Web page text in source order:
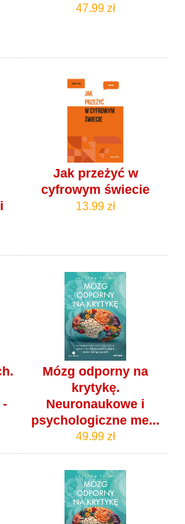
47.99 zł
Jak przeżyć w
cyfrowym świecie
13.99 zł
-
Mózg odporny na
krytykę.
Neuronaukowe i
psychologiczne me...
49.99 zł